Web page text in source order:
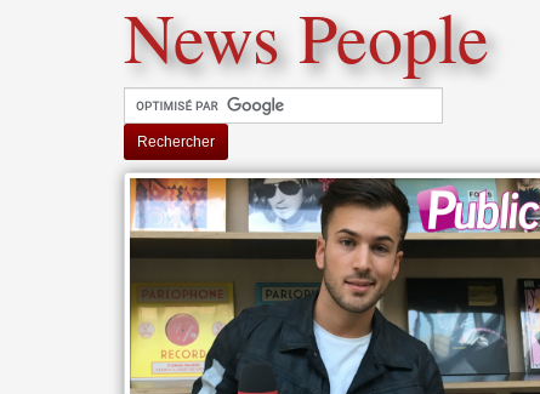
News People
Rechercher